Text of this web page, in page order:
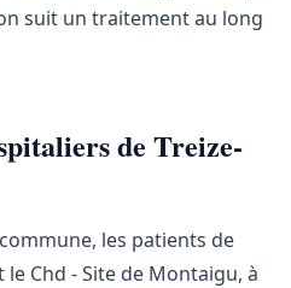
suit un traitement au long
de Treize-
les patients de
Chd - Site de Montaigu, à